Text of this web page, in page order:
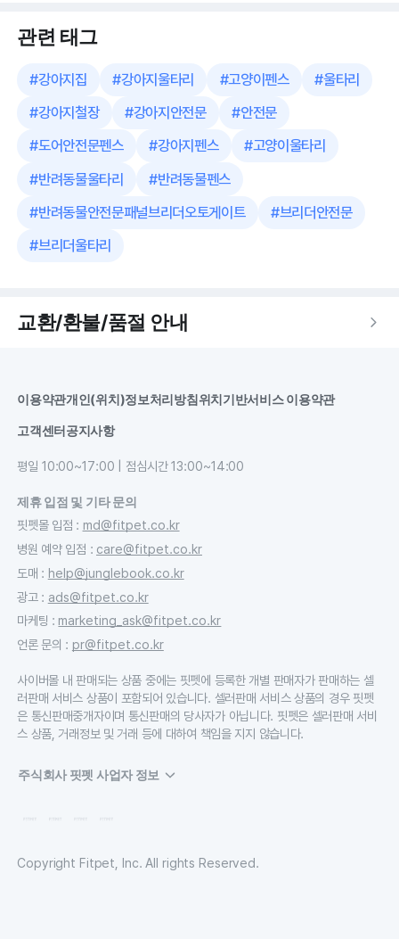
관련 태그
#강아지집 #강아지울타리 #고양이펜스 #울타리
#강아지철장 #강아지안전문 #안전문
#도어안전문펜스 #강아지펜스 #고양이울타리
#반려동물울타리 #반려동물펜스
#반려동물안전문패널브리더오토게이트 #브리더안전문
#브리더울타리
교환/환불/품절 안내
이용약관개인(위치)정보처리방침위치기반서비스 이용약관
고객센터공지사항
평일 10:00~17:00 | 점심시간 13:00~14:00
제휴 입점 및 기타 문의
핏펫몰 입점 : md@fitpet.co.kr
병원 예약 입점 : care@fitpet.co.kr
도매 : help@junglebook.co.kr
광고: ads@fitpet.co.kr
마케팅 : marketing_ask@fitpet.co.kr
언론 문의 : pr@fitpet.co.kr
사이버몰 내 판매되는 상품 중에는 핏펫에 등록한 개별 판매자가 판매하는 셀
러판매 서비스 상품이 포함되어 있습니다. 셀러판매 서비스 상품의 경우 핏펫
은 통신판매중개자이며 통신판매의 당사자가 아닙니다. 핏펫은 셀러판매 서비
스 상품, 거래정보 및 거래 등에 대하여 책임을 지지 않습니다.
주식회사 핏펫 사업자 정보
Copyright Fitpet, Inc. All rights Reserved.